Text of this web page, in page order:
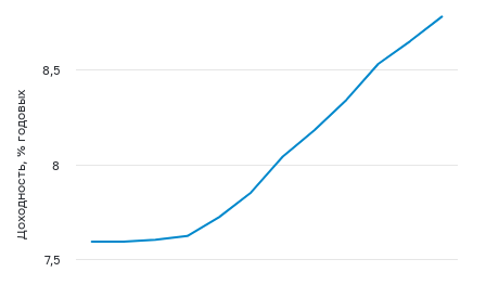
Доходность, % годовых
7,5
8
8,5